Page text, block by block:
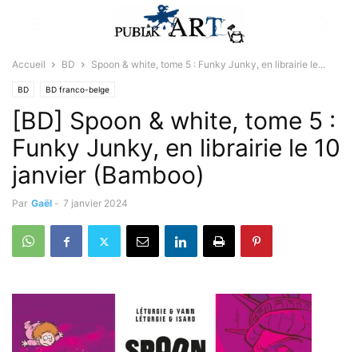
Accueil BD Spoon & white, tome 5 : Funky Junky, en librairie le...
BD BD franco-belge
[BD] Spoon & white, tome 5 :
Funky Junky, en librairie le 10
janvier (Bamboo)
Par Gaël - 7 janvier 2024